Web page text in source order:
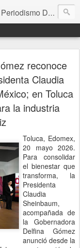
Periodismo Digital
reconoce
Claudia
en Toluca
la industria
Toluca, Edomex,
20 mayo 2026.
Para consolidar
el bienestar que
transforma, la
Presidenta
Claudia
Sheinbaum,
acompañada de
la Gobernadora
Delfina Gómez
anunció desde la